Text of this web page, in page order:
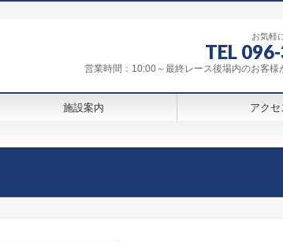
お気軽
TEL
営業時間：10:00～最終レース後場内のお客様
施設案内 アクセ